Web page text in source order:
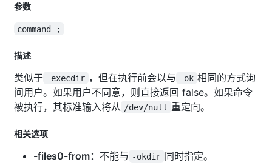
参数
command ;
描述
类似于 -execdir ，但在执行前会以与 -ok 相同的方式询
问用户。如果用户不同意，则直接返回 false。如果命令
被执行，其标准输入将从 /dev/null 重定向。
相关选项
-files0-from：不能与 -okdir 同时指定。